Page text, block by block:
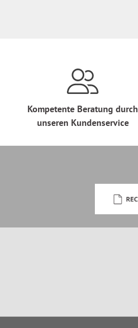
Kompetente Beratung durch
unseren Kundenservice